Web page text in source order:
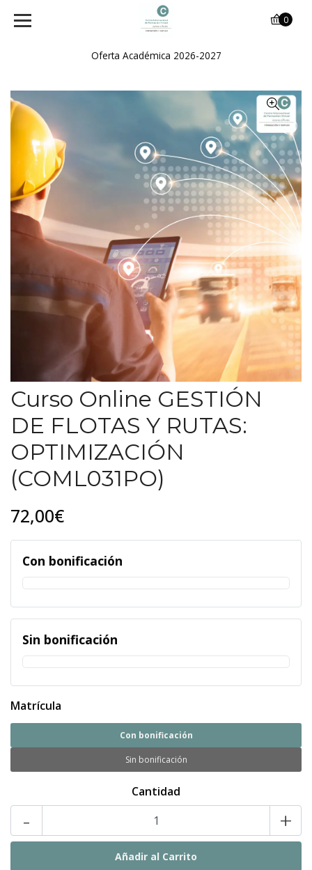
Oferta Académica 2026-2027
0
Curso Online GESTIÓN
DE FLOTAS Y RUTAS:
OPTIMIZACIÓN
(COML031PO)
72,00€
Con bonificación
Sin bonificación
Matrícula
Con bonificación
Sin bonificación
Cantidad
- +